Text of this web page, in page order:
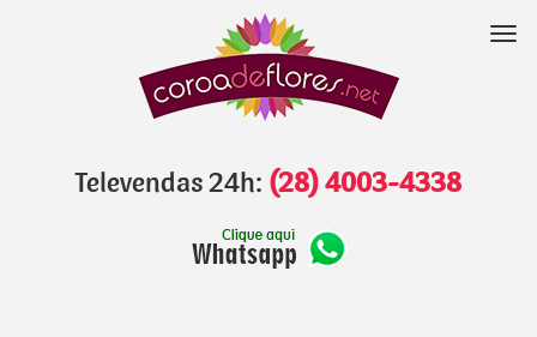
Televendas 24h: (28) 4003-4338